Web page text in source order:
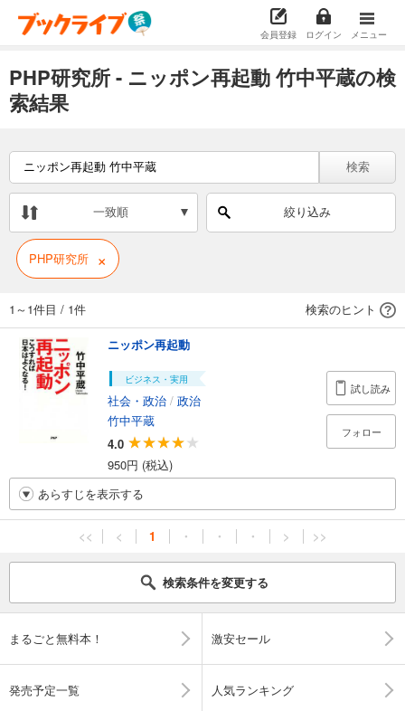
会員登録 ログイン メニュー
PHP研究所 - ニッポン再起動 竹中平蔵の検
索結果
検索
一致順 絞り込み
PHP研究所 ×
1～1件目 / 1件 検索のヒント
ニッポン再起動
ビジネス・実用
社会・政治 / 政治
竹中平蔵
4.0
950円 (税込)
試し読み
フォロー
あらすじを表示する
<< < 1 ・ ・ ・ > >>
検索条件を変更する
まるごと無料本！ 激安セール
発売予定一覧 人気ランキング